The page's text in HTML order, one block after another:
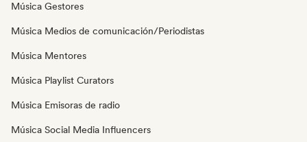
Música Gestores
Música Medios de comunicación/Periodistas
Música Mentores
Música Playlist Curators
Música Emisoras de radio
Música Social Media Influencers